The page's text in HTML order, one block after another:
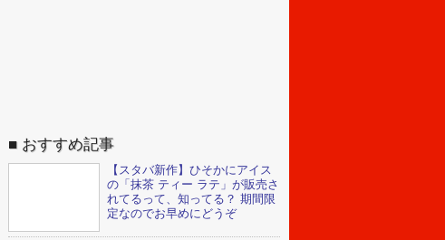
おすすめ記事
【スタバ新作】ひそかにアイス
の「抹茶 ティー ラテ」が販売さ
れてるって、知ってる？ 期間限
定なのでお早めにどうぞ